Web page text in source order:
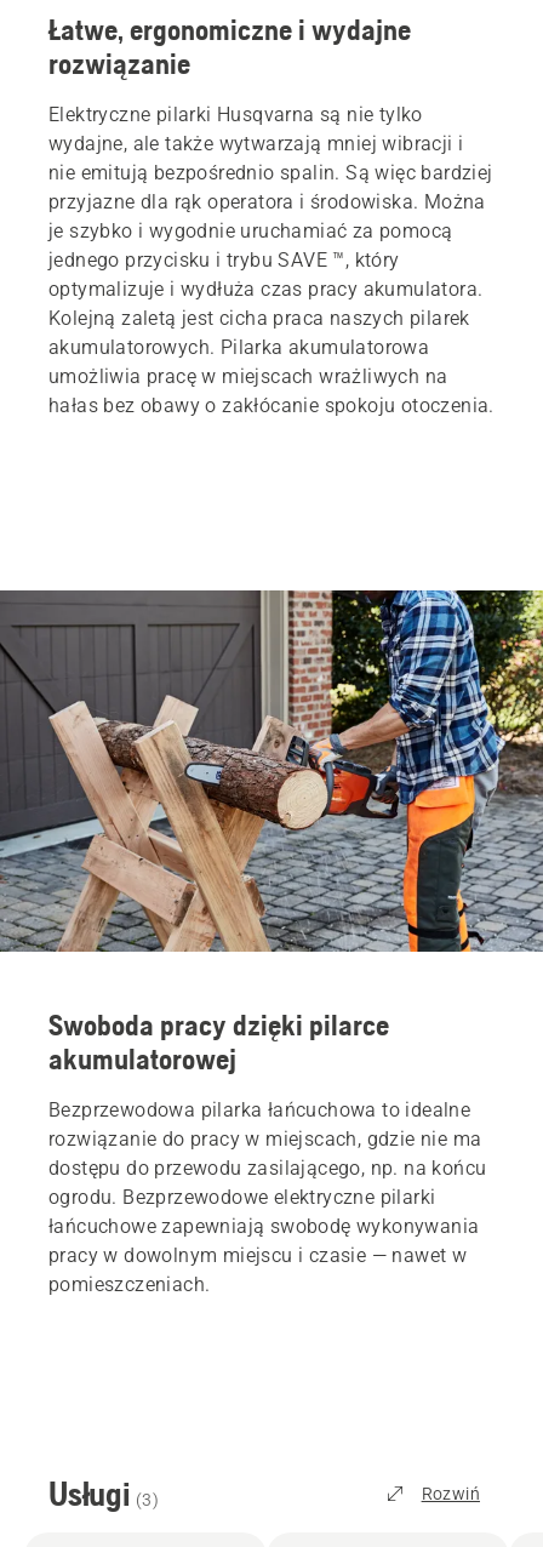
Łatwe, ergonomiczne i wydajne
rozwiązanie
Elektryczne pilarki Husqvarna są nie tylko
wydajne, ale także wytwarzają mniej wibracji i
nie emitują bezpośrednio spalin. Są więc bardziej
przyjazne dla rąk operatora i środowiska. Można
je szybko i wygodnie uruchamiać za pomocą
jednego przycisku i trybu SAVE ™, który
optymalizuje i wydłuża czas pracy akumulatora.
Kolejną zaletą jest cicha praca naszych pilarek
akumulatorowych. Pilarka akumulatorowa
umożliwia pracę w miejscach wrażliwych na
hałas bez obawy o zakłócanie spokoju otoczenia.
Swoboda pracy dzięki pilarce
akumulatorowej
Bezprzewodowa pilarka łańcuchowa to idealne
rozwiązanie do pracy w miejscach, gdzie nie ma
dostępu do przewodu zasilającego, np. na końcu
ogrodu. Bezprzewodowe elektryczne pilarki
łańcuchowe zapewniają swobodę wykonywania
pracy w dowolnym miejscu i czasie — nawet w
pomieszczeniach.
Usługi (3) Rozwiń